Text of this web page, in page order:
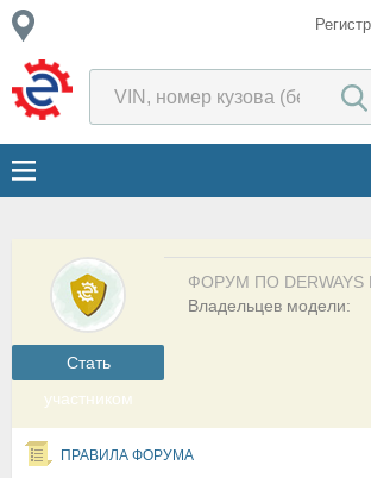
Cтать
участником
ФОРУМ ПО DERWAYS
Владельцев модели:
ПРАВИЛА ФОРУМА